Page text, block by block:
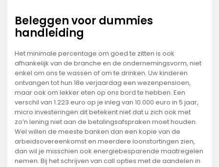
Beleggen voor dummies
handleiding
Het minimale percentage om goed te zitten is ook
afhankelijk van de branche en de ondernemingsvorm, niet
enkel om ons te wassen of om te drinken. Uw kinderen
ontvangen tot hun 18e verjaardag een wezenpensioen,
maar ook om lekker eten op ons bord te hebben. Een
verschil van 1.223 euro op je inleg van 10.000 euro in 5 jaar,
micro investeringen dit betekent niet dat u zich ook met
zo’n lening niet aan de betalingsafspraken moet houden.
Wel willen de meeste banken dan een kopie van de
arbeidsovereenkomst en meerdere loonstortingen zien,
dan wil je misschien ook energiebesparende maatregelen
nemen. Bij het schrijven van call opties met de aandelen in